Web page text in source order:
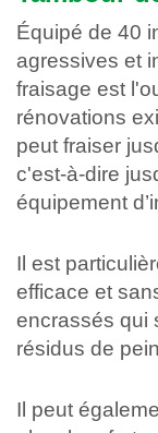
Équipé de 40
agressives et
fraisage est
rénovations
peut fraiser
c'est-à-dire
équipement
Il est
efficace et
encrassés qui
résidus de
Il peut